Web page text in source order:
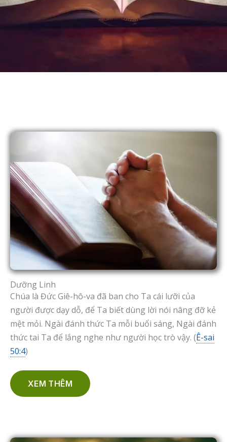
Dưỡng Linh
Chúa là Đức Giê-hô-va đã ban cho Ta cái lưỡi của
người được dạy dỗ, để Ta biết dùng lời nói nâng đỡ kẻ
mệt mỏi. Ngài đánh thức Ta mỗi buổi sáng, Ngài đánh
thức tai Ta để lắng nghe như người học trò vậy. (Ê-sai
50:4)
XEM THÊM